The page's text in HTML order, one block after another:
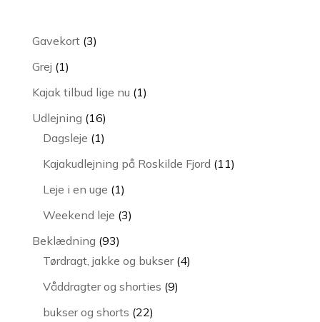
Gavekort 33
Grej 11
vare
Kajak tilbud lige nu 11
Udlejning 1616
varer
Dagsleje 11
vare
Kajakudlejning på Roskilde Fjord 1111
Leje i en uge 11
vare
Weekend leje 33
Beklædning 9393
varer
Tørdragt, jakke og bukser 44
Våddragter og shorties 99
bukser og shorts 2222